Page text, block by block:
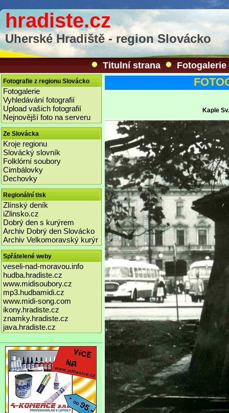
hradiste.cz
Uherské Hradiště - region Slovácko
Titulní strana Fotogalerie
Fotografie z regionu Slovácko
Fotogalerie
Vyhledávání fotografií
Upload vašich fotografií
Nejnovější foto na serveru
Ze Slovácka
Kroje regionu
Slovácký slovník
Folklórní soubory
Cimbálovky
Dechovky
Regionální tisk
Zlínský deník
iZlinsko.cz
Dobrý den s kurýrem
Archiv Dobrý den Slovácko
Archiv Velkomoravský kurýr
Spřátelené weby
veseli-nad-moravou.info
hudba.hradiste.cz
www.midisoubory.cz
mp3.hudbamidi.cz
www.midi-song.com
ikony.hradiste.cz
znamky.hradiste.cz
java.hradiste.cz
Kaple